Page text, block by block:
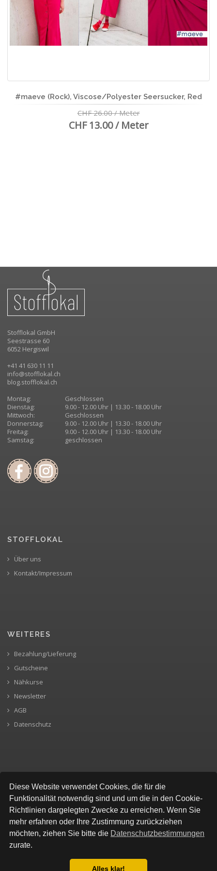
Diese Website verwendet Cookies, die für die
Funktionalität notwendig sind und um die in den Cookie-
Richtlinien dargelegten Zwecke zu erreichen. Wenn Sie
mehr erfahren oder Ihre Zustimmung zurückziehen
möchten, ziehen Sie bitte die Datenschutzbestimmungen
zurate.
Alles klar!
#maeve (Rock), Viscose/Polyester Seersucker, Red
CHF 26.00 / Meter
CHF 13.00 / Meter
Stofflokal GmbH
Seestrasse 60
6052 Hergiswil
+41 41 630 11 11
info@stofflokal.ch
blog.stofflokal.ch
Montag:
Geschlossen
Dienstag:
9.00 - 12.00 Uhr | 13.30 - 18.00 Uhr
Mittwoch:
Geschlossen
Donnerstag:
9.00 - 12.00 Uhr | 13.30 - 18.00 Uhr
Freitag:
9.00 - 12.00 Uhr | 13.30 - 18.00 Uhr
Samstag:
geschlossen
STOFFLOKAL
Über uns
Kontakt/Impressum
WEITERES
Bezahlung/Lieferung
Gutscheine
Nähkurse
Newsletter
AGB
Datenschutz
SICHERE BEZAHLUNG